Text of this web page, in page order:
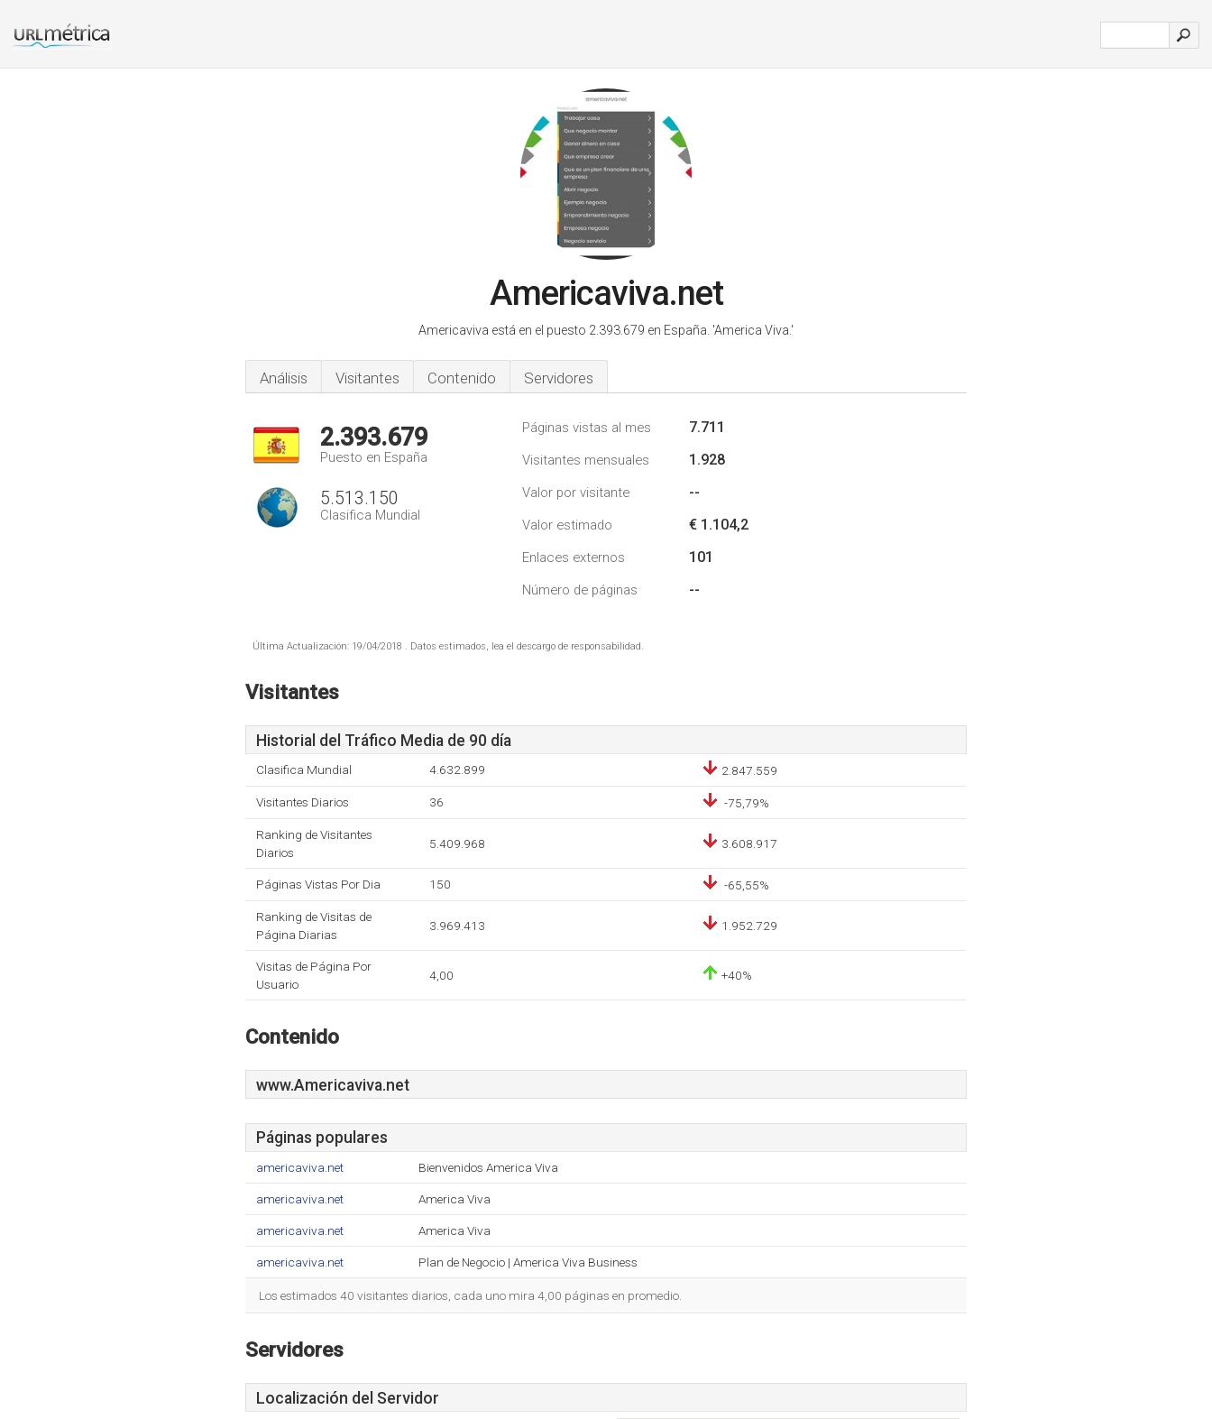
Americaviva.net
Americaviva está en el puesto 2.393.679 en España. 'America Viva.'
Análisis Visitantes Contenido Servidores
2.393.679
Puesto en España
5.513.150
Clasifica Mundial
Páginas vistas al mes 7.711
Visitantes mensuales 1.928
Valor por visitante --
Valor estimado € 1.104,2
Enlaces externos 101
Número de páginas --
Última Actualización: 19/04/2018 . Datos estimados, lea el descargo de responsabilidad.
Visitantes
Historial del Tráfico Media de 90 día
Clasifica Mundial 4.632.899 2.847.559
Visitantes Diarios 36 -75,79%
Ranking de Visitantes
Diarios
5.409.968 3.608.917
Páginas Vistas Por Dia 150 -65,55%
Ranking de Visitas de
Página Diarias
3.969.413 1.952.729
Visitas de Página Por
Usuario
4,00 +40%
Contenido
www.Americaviva.net
Páginas populares
americaviva.net Bienvenidos America Viva
americaviva.net America Viva
americaviva.net America Viva
americaviva.net Plan de Negocio | America Viva Business
Los estimados 40 visitantes diarios, cada uno mira 4,00 páginas en promedio.
Servidores
Localización del Servidor